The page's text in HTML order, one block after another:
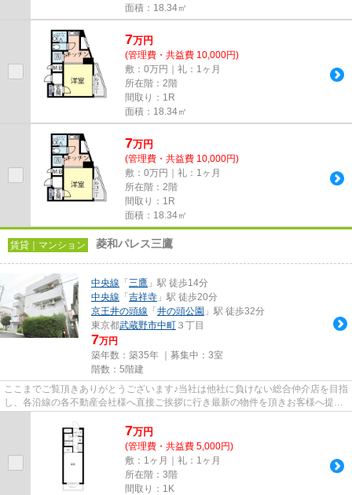
面積：18.34㎡
7万円
(管理費・共益費 10,000円)
敷：0万円｜礼：1ヶ月
所在階：2階
間取り：1R
面積：18.34㎡
7万円
(管理費・共益費 10,000円)
敷：0万円｜礼：1ヶ月
所在階：2階
間取り：1R
面積：18.34㎡
賃貸｜マンション 菱和パレス三鷹
中央線 「 三鷹 」駅 徒歩14分
中央線 「 吉祥寺 」駅 徒歩20分
京王井の頭線 「 井の頭公園 」駅 徒歩32分
東京都武蔵野市中町 ３丁目
7万円
築年数：築35年 ｜募集中： 3室
階数：5階建
ここまでご覧頂きありがとうございます♪当社は他社に負けない総合仲介店を目指
し、各沿線の各不動産会社様へ直接ご挨拶に行き最新の物件を頂きお客様へ提供
7万円
(管理費・共益費 5,000円)
敷：1ヶ月｜礼：1ヶ月
所在階：3階
間取り：1K